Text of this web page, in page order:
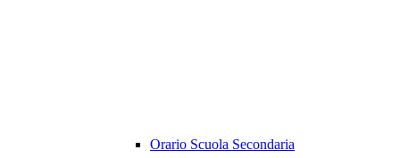
Orario Scuola Secondaria